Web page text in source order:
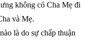
không có Cha Mẹ đi
và Mẹ.
là do sự chấp thuận